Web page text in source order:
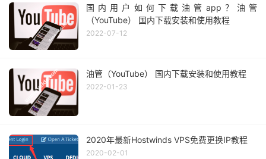
国内用户如何下载油管app？油管
（YouTube） 国内下载安装和使用教程
2022-07-12
油管（YouTube） 国内下载安装和使用教程
2022-01-23
2020年最新Hostwinds VPS免费更换IP教程
2020-02-01